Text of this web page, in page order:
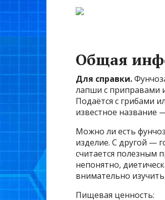
Общая
Для справки.
лапши с приправами
Подаётся с грибами
известное название
Можно ли есть
изделие. С другой —
считается полезным
непонятно,
внимательно
Пищевая ценность: